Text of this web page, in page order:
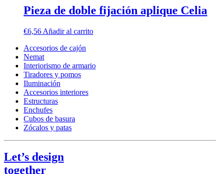
Pieza de doble fijación aplique Celia
€6,56 Añadir al carrito
Accesorios de cajón
Nemat
Interiorismo de armario
Tiradores y pomos
Iluminación
Accesorios interiores
Estructuras
Enchufes
Cubos de basura
Zócalos y patas
Let’s design
together